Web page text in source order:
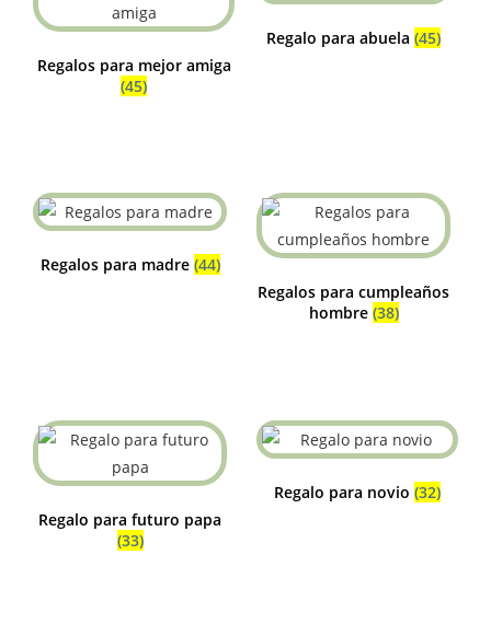
Regalos para mejor amiga
(45)
Regalo para abuela (45)
Regalos para madre (44)
Regalos para cumpleaños
hombre (38)
Regalo para futuro papa
(33)
Regalo para novio (32)